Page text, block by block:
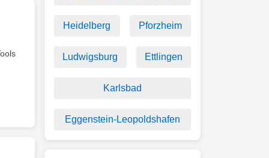
Heidelberg Pforzheim
Ludwigsburg Ettlingen
Karlsbad
Eggenstein-Leopoldshafen